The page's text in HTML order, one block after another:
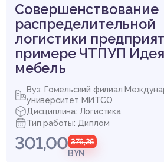
Совершенствование
распределительной
логистики
примере ЧТПУП
мебель
Вуз: Гомельский филиал
университет МИТСО
Дисциплина: Логистика
Тип работы: Диплом
301,00 376,25
BYN